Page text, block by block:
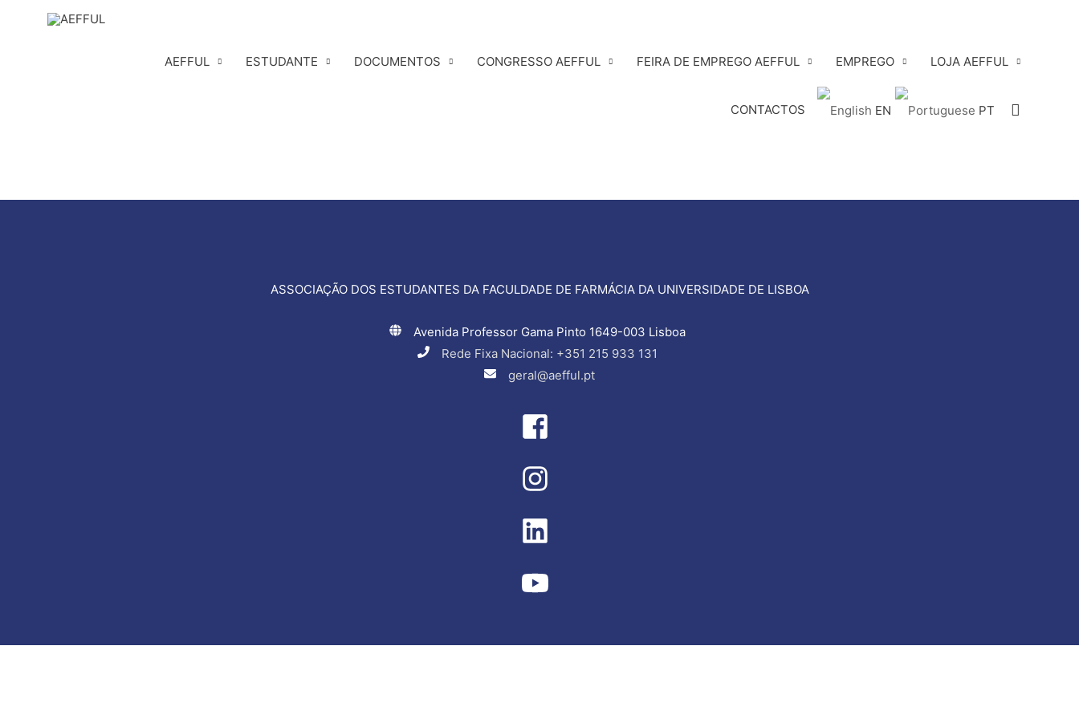
AEFFUL ESTUDANTE DOCUMENTOS CONGRESSO AEFFUL FEIRA DE EMPREGO AEFFUL EMPREGO LOJA AEFFUL
CONTACTOS EN PT Search
ASSOCIAÇÃO DOS ESTUDANTES DA FACULDADE DE FARMÁCIA DA UNIVERSIDADE DE LISBOA
Avenida Professor Gama Pinto 1649-003 Lisboa
Rede Fixa Nacional: +351 215 933 131
geral@aefful.pt